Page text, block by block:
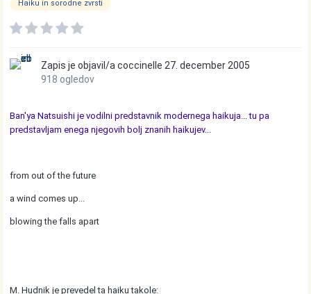
Haiku in sorodne zvrsti
Zapis je objavil/acoccinelle 27. december 2005
918 ogledov
Ban'ya Natsuishi je vodilni predstavnik modernega haikuja... tu pa
predstavljam enega njegovih bolj znanih haikujev...
from out of the future
a wind comes up...
blowing the falls apart
M. Hudnik je prevedel ta haiku takole: